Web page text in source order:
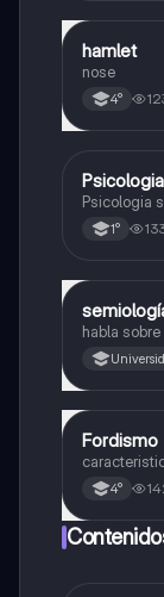
Otros
hamlet
nose
4°
Otros
Psicologia
Psicologia
1°
Otros
habla
Otros
Fordismo
4°